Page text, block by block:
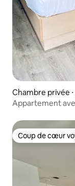
Chambre privée ⋅
Appartement
Coup de cœur
Coup de cœur